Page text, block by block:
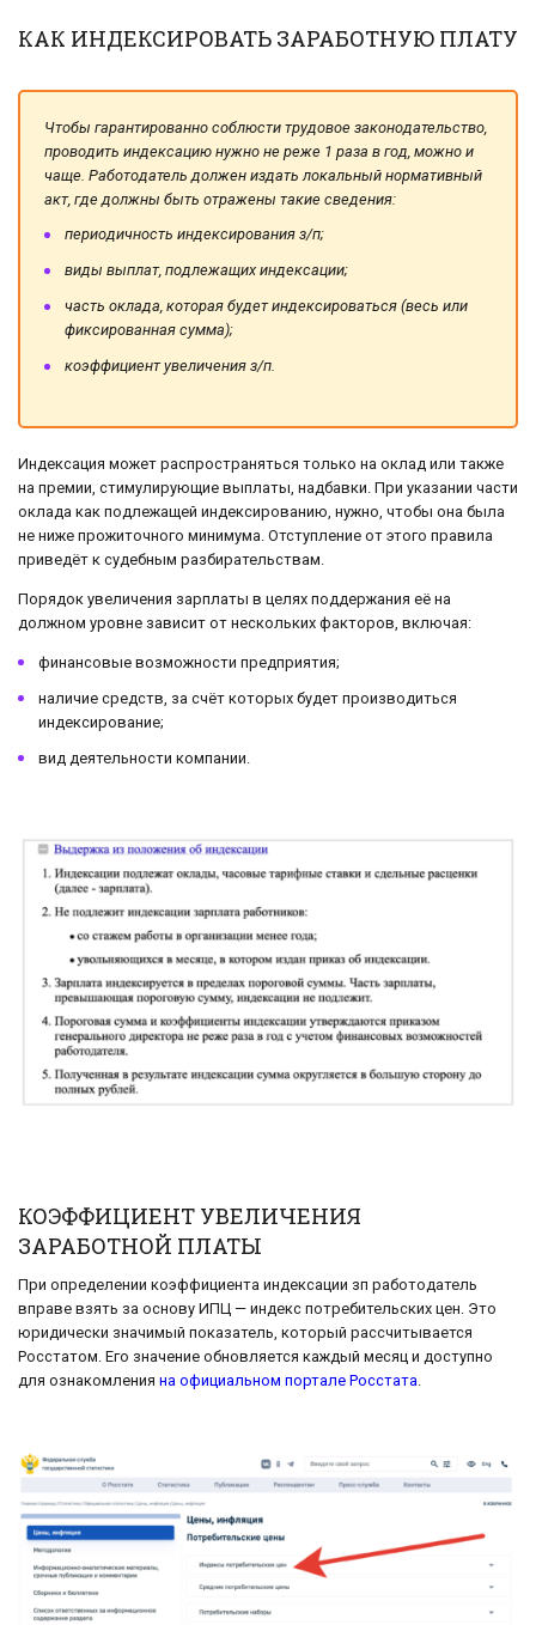
КАК ИНДЕКСИРОВАТЬ ЗАРАБОТНУЮ ПЛАТУ
Чтобы гарантированно соблюсти трудовое законодательство,
проводить индексацию нужно не реже 1 раза в год, можно и
чаще. Работодатель должен издать локальный нормативный
акт, где должны быть отражены такие сведения:
периодичность индексирования з/п;
виды выплат, подлежащих индексации;
часть оклада, которая будет индексироваться (весь или
фиксированная сумма);
коэффициент увеличения з/п.
Индексация может распространяться только на оклад или также
на премии, стимулирующие выплаты, надбавки. При указании части
оклада как подлежащей индексированию, нужно, чтобы она была
не ниже прожиточного минимума. Отступление от этого правила
приведёт к судебным разбирательствам.
Порядок увеличения зарплаты в целях поддержания её на
должном уровне зависит от нескольких факторов, включая:
финансовые возможности предприятия;
наличие средств, за счёт которых будет производиться
индексирование;
вид деятельности компании.
КОЭФФИЦИЕНТ УВЕЛИЧЕНИЯ
ЗАРАБОТНОЙ ПЛАТЫ
При определении коэффициента индексации зп работодатель
вправе взять за основу ИПЦ — индекс потребительских цен. Это
юридически значимый показатель, который рассчитывается
Росстатом. Его значение обновляется каждый месяц и доступно
для ознакомления на официальном портале Росстата